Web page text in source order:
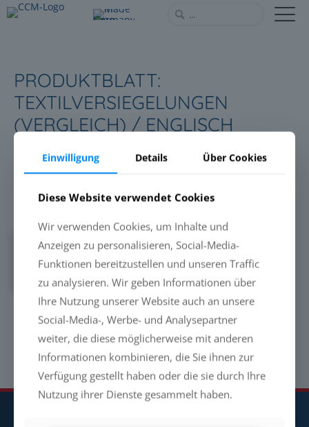
PRODUKTBLATT:
TEXTILVERSIEGELUNGEN
(VERGLEICH) / ENGLISCH
Download
Downloads 1512
Version
Einwilligung Details Über Cookies
Diese Website verwendet Cookies
Wir verwenden Cookies, um Inhalte und
Anzeigen zu personalisieren, Social-Media-
Funktionen bereitzustellen und unseren Traffic
zu analysieren. Wir geben Informationen über
Ihre Nutzung unserer Website auch an unsere
Social-Media-, Werbe- und Analysepartner
weiter, die diese möglicherweise mit anderen
Informationen kombinieren, die Sie ihnen zur
Verfügung gestellt haben oder die sie durch Ihre
Nutzung ihrer Dienste gesammelt haben.